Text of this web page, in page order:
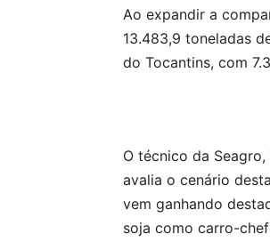
Ao expandir a
13.483,9 toneladas
do Tocantins, com
O técnico da
avalia o cenário
vem ganhando
soja como carro-